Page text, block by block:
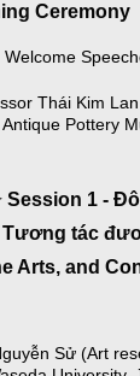
Ceremony
Thái Kim
Pottery
Session 1 -
Tương tác
Arts, and
Sử (Art